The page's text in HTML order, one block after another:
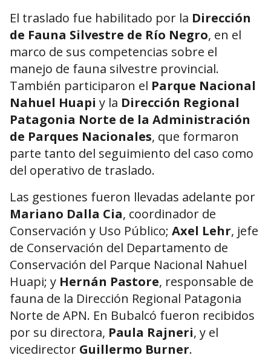
El traslado fue habilitado por la Dirección
de Fauna Silvestre de Río Negro, en el
marco de sus competencias sobre el
manejo de fauna silvestre provincial.
También participaron el Parque Nacional
Nahuel Huapi y la Dirección Regional
Patagonia Norte de la Administración
de Parques Nacionales, que formaron
parte tanto del seguimiento del caso como
del operativo de traslado.
Las gestiones fueron llevadas adelante por
Mariano Dalla Cia, coordinador de
Conservación y Uso Público; Axel Lehr, jefe
de Conservación del Departamento de
Conservación del Parque Nacional Nahuel
Huapi; y Hernán Pastore, responsable de
fauna de la Dirección Regional Patagonia
Norte de APN. En Bubalcó fueron recibidos
por su directora, Paula Rajneri, y el
vicedirector Guillermo Burner.